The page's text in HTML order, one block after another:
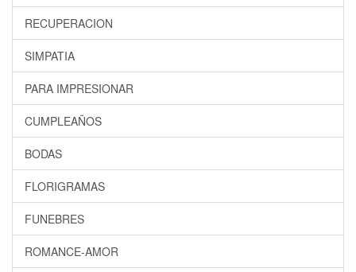
RECUPERACION
SIMPATIA
PARA IMPRESIONAR
CUMPLEAÑOS
BODAS
FLORIGRAMAS
FUNEBRES
ROMANCE-AMOR